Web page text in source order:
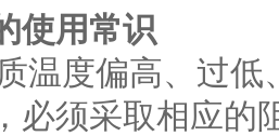
使用常识
温度偏高、过
必须采取相应的